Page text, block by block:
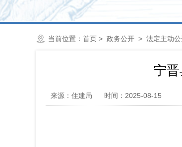
当前位置： 首页 > 政务公开 > 法定主动
宁
来源：住建局 时间：2025-08-15